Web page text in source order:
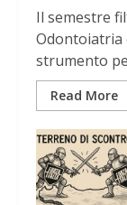
Il semestre
Odontoiatria
strumento
Read More